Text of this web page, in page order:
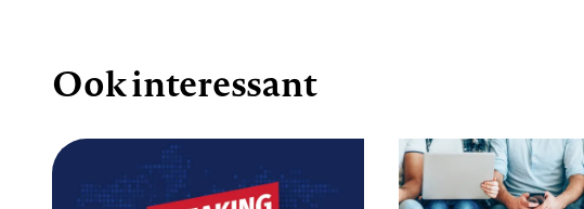
Ook interessant